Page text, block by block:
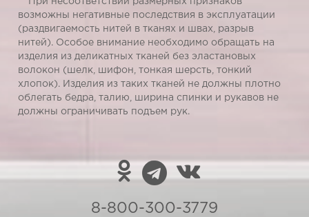
возможны негативные последствия в эксплуатации
(раздвигаемость нитей в тканях и швах, разрыв
нитей). Особое внимание необходимо обращать на
изделия из деликатных тканей без эластановых
волокон (шелк, шифон, тонкая шерсть, тонкий
хлопок). Изделия из таких тканей не должны плотно
облегать бедра, талию, ширина спинки и рукавов не
должны ограничивать подъем рук.
8-800-300-3779